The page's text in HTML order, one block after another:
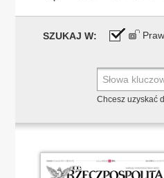
SZUKAJ W:
Chcesz uzyskać